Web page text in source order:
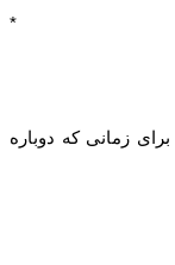
*
زمانی که دوباره